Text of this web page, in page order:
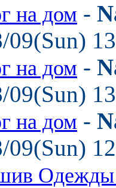
на дом -
09(Sun)
на дом -
09(Sun)
на дом -
09(Sun)